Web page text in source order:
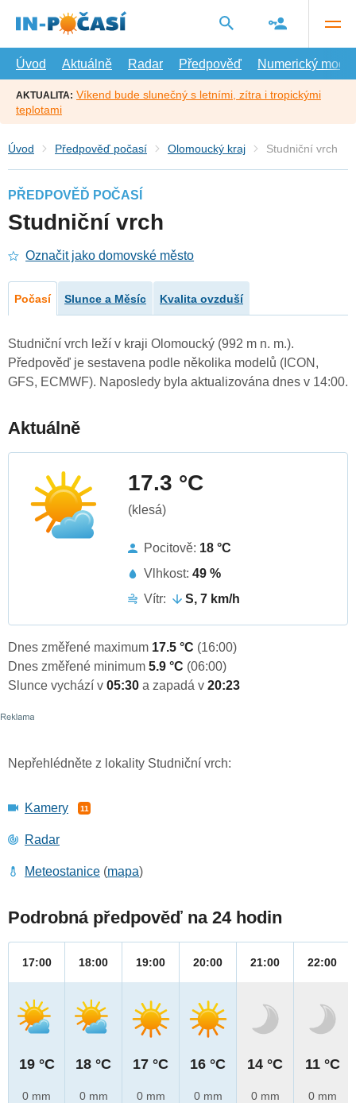
hlavní
Úvod
Aktuálně Radar Předpověď Numerický model
AKTUALITA: Víkend bude slunečný s letními, zítra i tropickými
teplotami
Úvod Předpověď počasí Olomoucký kraj Studniční vrch
PŘEDPOVĚĎ POČASÍ
Studniční vrch
Označit jako domovské město
Počasí Slunce a Měsíc Kvalita ovzduší
Studniční vrch leží v kraji Olomoucký (992 m n. m.).
Předpověď je sestavena podle několika modelů (ICON,
GFS, ECMWF). Naposledy byla aktualizována dnes v 14:00.
Aktuálně
17.3 °C
(klesá)
Pocitově: 18 °C
Vlhkost: 49 %
Vítr:
S, 7 km/h
Dnes změřené maximum 17.5 °C (16:00)
Dnes změřené minimum 5.9 °C (06:00)
Slunce vychází v 05:30 a zapadá v 20:23
Nepřehlédněte z lokality Studniční vrch:
Kamery 11
Radar
Meteostanice (mapa)
Podrobná předpověď na 24 hodin
17:00
19 °C
0 mm
18:00
18 °C
0 mm
19:00
17 °C
0 mm
20:00
16 °C
0 mm
21:00
14 °C
0 mm
22:00
11 °C
0 mm